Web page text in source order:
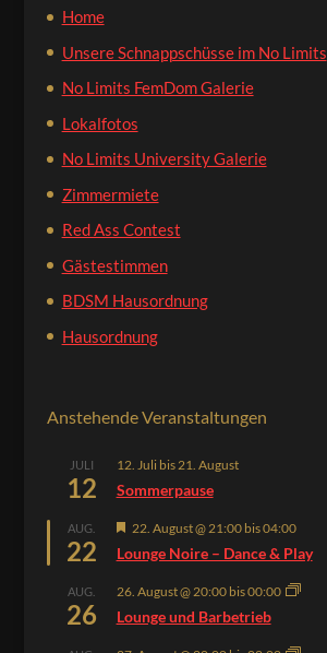
Home
Unsere Schnappschüsse im No Limits
No Limits FemDom Galerie
Lokalfotos
No Limits University Galerie
Zimmermiete
Red Ass Contest
Gästestimmen
BDSM Hausordnung
Hausordnung
Anstehende Veranstaltungen
JULI
12
12. Julibis 21. August
Sommerpause
AUG.
22
Hervorgehoben
22. August @ 21:00bis04:00
Lounge Noire – Dance & Play
AUG.
26
26. August @ 20:00bis00:00
Lounge und Barbetrieb